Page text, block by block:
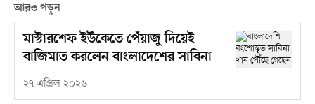
আরও পড়ুন
মাস্টারশেফ ইউকেতে পেঁয়াজু দিয়েই
বাজিমাত করলেন বাংলাদেশের সাবিনা
২৭ এপ্রিল ২০২৬